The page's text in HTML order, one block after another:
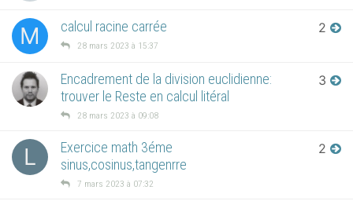
M calcul racine carrée
28 mars 2023 à 15:37
2
Encadrement de la division euclidienne:
trouver le Reste en calcul litéral
28 mars 2023 à 09:08
3
L
Exercice math 3éme
sinus,cosinus,tangenrre
7 mars 2023 à 07:32
2